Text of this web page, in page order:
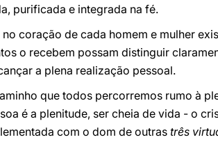
purificada e integrada na fé.
no coração de cada homem e mulher
o recebem possam distinguir
a plena realização pessoal.
que todos percorremos rumo à
é a plenitude, ser cheia de vida - o
com o dom de outrastrês